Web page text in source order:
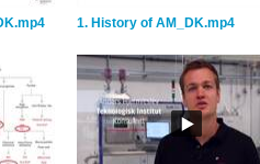
1. History of AM_DK.mp4